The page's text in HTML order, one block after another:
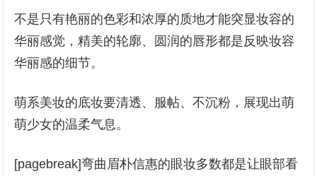
不是只有艳丽的色彩和浓厚的质地才能突显妆容的
华丽感觉，精美的轮廓、圆润的唇形都是反映妆容
华丽感的细节。
萌系美妆的底妆要清透、服帖、不沉粉，展现出萌
萌少女的温柔气息。
[pagebreak]弯曲眉朴信惠的眼妆多数都是让眼部看